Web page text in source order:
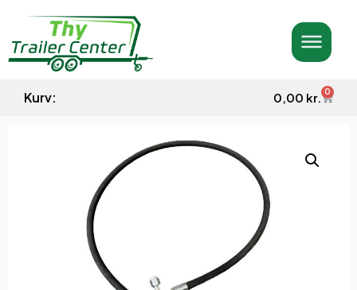
Kurv: 0,00 kr. 0